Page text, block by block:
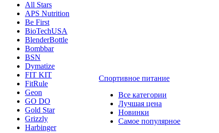
All Stars
APS Nutrition
Be First
BioTechUSA
BlenderBottle
Bombbar
BSN
Dymatize
FIT KIT
FitRule
Geon
GO DO
Gold Star
Grizzly
Harbinger
Спортивное питание
Все категории
Лучшая цена
Новинки
Самое популярное